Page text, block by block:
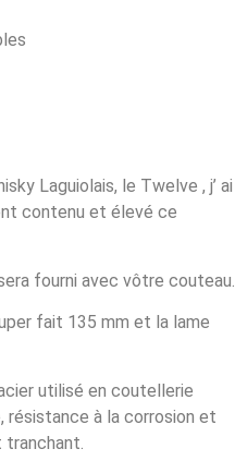
Laguiolais, le Twelve , j’ ai
contenu et élevé ce
fourni avec vôtre couteau.
fait 135 mm et la lame
utilisé en coutellerie
résistance à la corrosion et
tranchant.